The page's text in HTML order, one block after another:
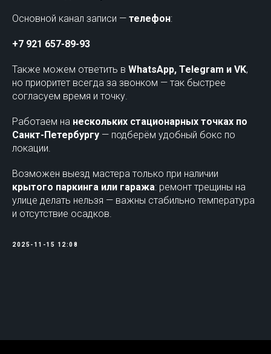
Основной канал записи — телефон:
+7 921 657-89-93
Также можем ответить в WhatsApp, Telegram и VK,
но приоритет всегда за звонком — так быстрее
согласуем время и точку.
Работаем на нескольких стационарных точках по
Санкт-Петербургу — подберём удобный бокс по
локации.
Возможен выезд мастера только при наличии
крытого паркинга или гаража: ремонт трещины на
улице делать нельзя — важны стабильно температура
и отсутствие осадков.
2025-11-15 12:08